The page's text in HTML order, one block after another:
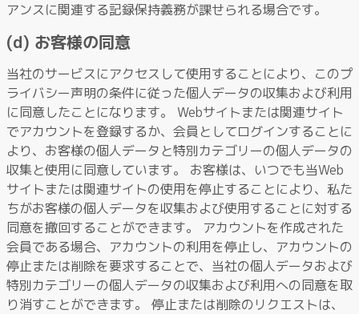
アンスに関連する記録保持義務が課せられる場合です。
(d) お客様の同意
当社のサービスにアクセスして使用することにより、このプ
ライバシー声明の条件に従った個人データの収集および利用
に同意したことになります。 Webサイトまたは関連サイト
でアカウントを登録するか、会員としてログインすることに
より、お客様の個人データと特別カテゴリーの個人データの
収集と使用に同意しています。 お客様は、いつでも当Web
サイトまたは関連サイトの使用を停止することにより、私た
ちがお客様の個人データを収集および使用することに対する
同意を撤回することができます。 アカウントを作成された
会員である場合、アカウントの利用を停止し、アカウントの
停止または削除を要求することで、当社の個人データおよび
特別カテゴリーの個人データの収集および利用への同意を取
り消すことができます。 停止または削除のリクエストは、